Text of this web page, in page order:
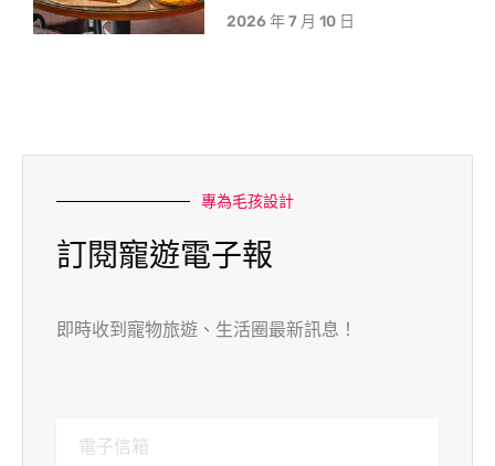
2026 年 7 月 10 日
專為毛孩設計
訂閱寵遊電子報
即時收到寵物旅遊、生活圈最新訊息！